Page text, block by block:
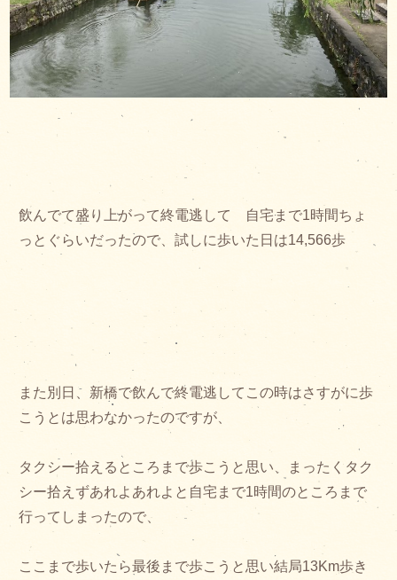
飲んでて盛り上がって終電逃して 自宅まで1時間ちょ
っとぐらいだったので、試しに歩いた日は14,566歩
また別日、新橋で飲んで終電逃してこの時はさすがに歩
こうとは思わなかったのですが、
タクシー拾えるところまで歩こうと思い、まったくタク
シー拾えずあれよあれよと自宅まで1時間のところまで
行ってしまったので、
ここまで歩いたら最後まで歩こうと思い結局13Km歩き